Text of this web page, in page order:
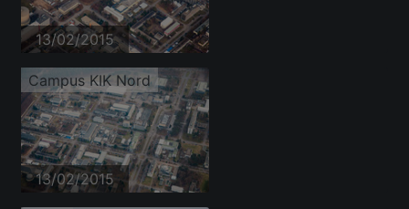
13/02/2015
Campus KIK Nord
13/02/2015